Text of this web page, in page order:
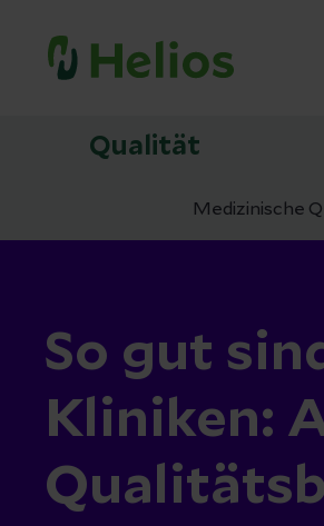
Qualität
Medizinische
So gut
Kliniken: